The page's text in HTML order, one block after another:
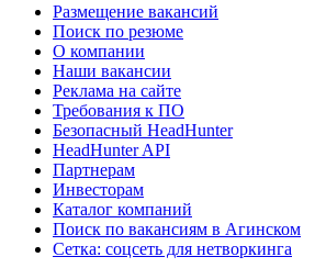
Размещение вакансий
Поиск по резюме
О компании
Наши вакансии
Реклама на сайте
Требования к ПО
Безопасный HeadHunter
HeadHunter API
Партнерам
Инвесторам
Каталог компаний
Поиск по вакансиям в Агинском
Сетка: соцсеть для нетворкинга